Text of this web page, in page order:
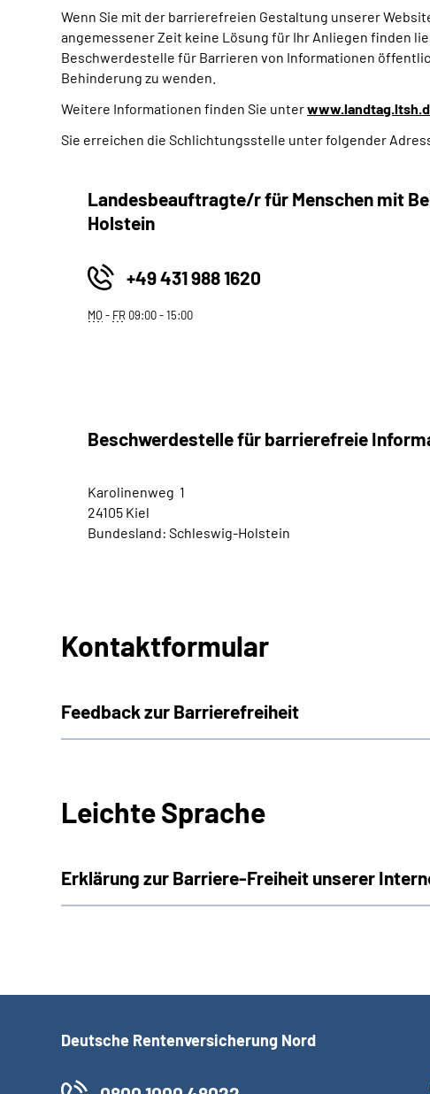
Wenn Sie mit der barrierefreien Gestaltung unserer
angemessener Zeit keine Lösung für Ihr Anliegen finden
Beschwerdestelle für Barrieren von Informationen
Behinderung zu wenden.
Weitere Informationen finden Sie unter
Sie erreichen die Schlichtungsstelle unter folgender
Landesbeauftragte/r für Menschen mit
Holstein
+49 431 988 1620
MO- FR 09:00 - 15:00
Beschwerdestelle für barrierefreie
Karolinenweg 1
24105 Kiel
Bundesland: Schleswig-Holstein
Kontaktformular
Feedback zur Barrierefreiheit
Leichte Sprache
Erklärung zur Barriere-Freiheit unserer
Deutsche Rentenversicherung Nord